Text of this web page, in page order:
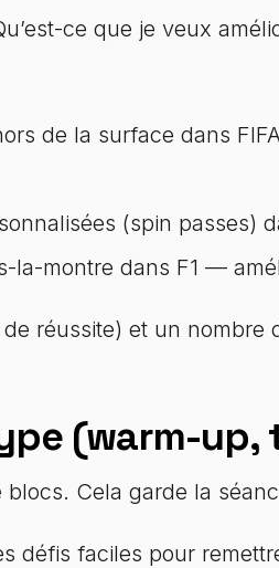
ce que je veux
de la surface dans
(spin passes)
la-montre dans F1 —
réussite) et un
(warm-
Cela garde la
défis faciles pour